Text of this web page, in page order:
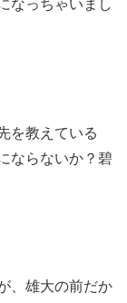
なっちゃいまし
を教えている
ならないか？碧
、雄大の前だか